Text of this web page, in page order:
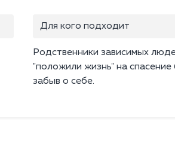
Для кого подходит
Родственники зависимых
"положили жизнь" на спасение
забыв о себе.